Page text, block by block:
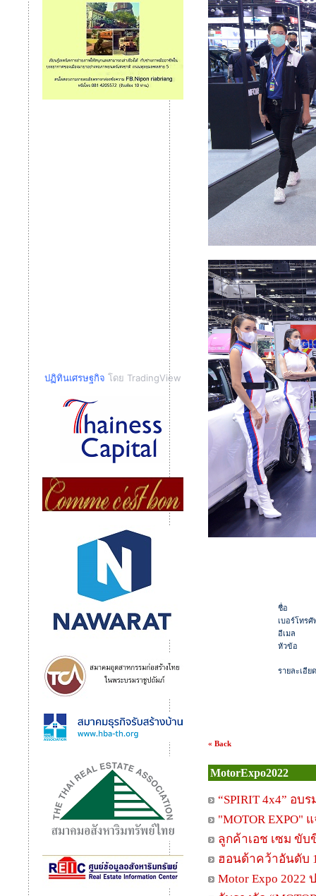
ปฏิทินเศรษฐกิจ โดย TradingView
ชื่อ
เบอร์โทรศั
อีเมล
หัวข้อ
รายละเอียด
« Back
MotorExpo2022
“SPIRIT 4x4” อบ
"MOTOR EXPO"
ลูกค้าเอช เซม ขับ
ฮอนด้าคว้าอันดับ
Motor Expo